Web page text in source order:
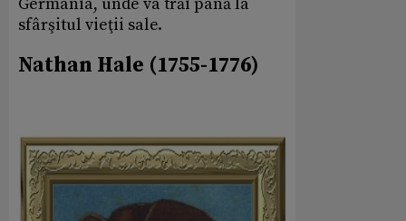
sfârşitul vieţii sale.
Nathan Hale (1755-1776)